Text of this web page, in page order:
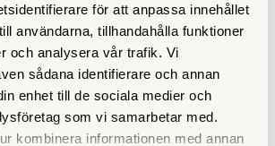
för att anpassa innehållet
användarna, tillhandahålla funktioner
och analysera vår trafik. Vi
sådana identifierare och annan
enhet till de sociala medier och
som vi samarbetar med.
kombinera informationen med annan
Midnight
Peak Design Travel
Backpack 45L Sage (BTR-
45-SG-1)
Finns i lager
2.890 SEK
3.790 SEK